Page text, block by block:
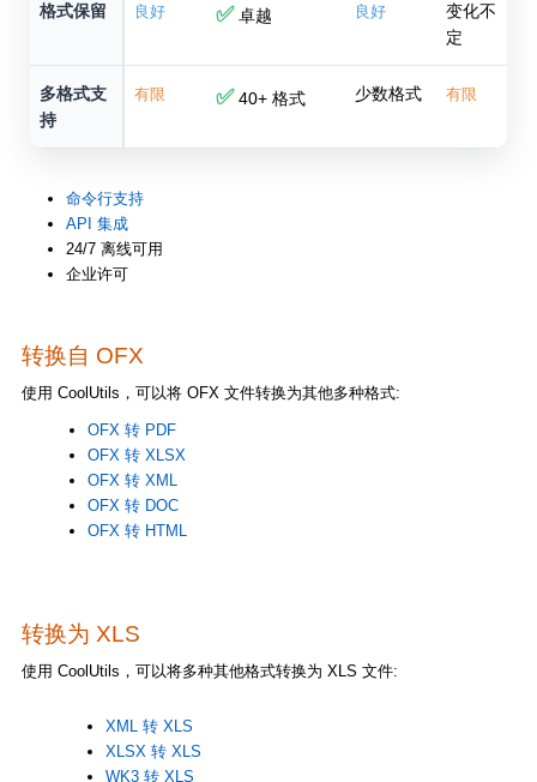
格式保留 良好 ✅卓越 良好
变化不
定
多格式支
持
有限 ✅40+ 格式 少数格式 有限
命令行支持
API 集成
24/7 离线可用
企业许可
转换自 OFX
使用 CoolUtils，可以将 OFX 文件转换为其他多种格式:
OFX 转 PDF
OFX 转 XLSX
OFX 转 XML
OFX 转 DOC
OFX 转 HTML
转换为 XLS
使用 CoolUtils，可以将多种其他格式转换为 XLS 文件:
XML 转 XLS
XLSX 转 XLS
WK3 转 XLS